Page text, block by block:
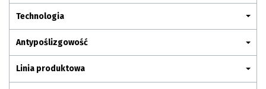
Technologia
Antypoślizgowość
Linia produktowa